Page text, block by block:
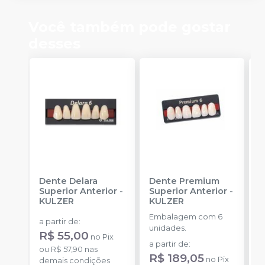
Dente Delara
Superior Anterior -
KULZER
a partir de:
R$ 55,00 no Pix
ou R$ 57,90 nas
demais condições
Dente Premium
Superior Anterior-
KULZER
Embalagem com 6
unidades.
a partir de:
R$ 189,05 no Pix